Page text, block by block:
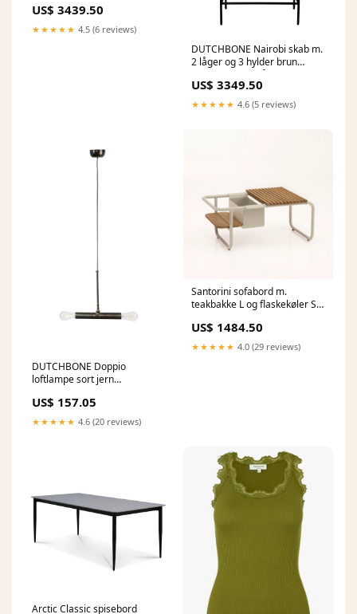
200x120 Havelevering
US$ 3439.50
★★★★★ 4.5 (6 reviews)
DUTCHBONE Nairobi skab m.
2 låger og 3 hylder brun
mangotræ og stål Klarborg
Nisser
US$ 3349.50
★★★★★ 4.6 (5 reviews)
DUTCHBONE Doppio
loftlampe sort jern
US$ 157.05
★★★★★ 4.6 (20 reviews)
Santorini sofabord m.
teakbakke L og flaskekøler S
zederkof.dk
US$ 1484.50
★★★★★ 4.0 (29 reviews)
Arctic Classic spisebord